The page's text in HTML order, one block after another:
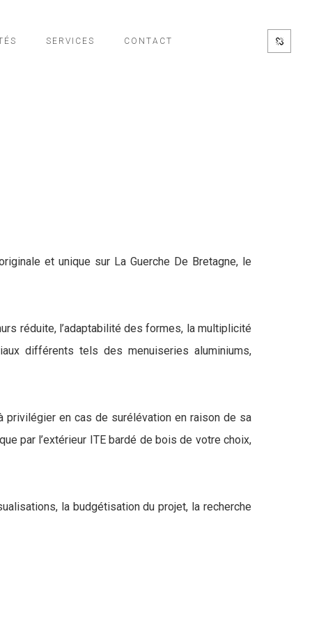
SERVICES CONTACT
et unique sur La Guerche De Bretagne, le
réduite, l’adaptabilité des formes, la multiplicité
différents tels des menuiseries aluminiums,
en cas de surélévation en raison de sa
par l’extérieur ITE bardé de bois de votre choix,
la budgétisation du projet, la recherche